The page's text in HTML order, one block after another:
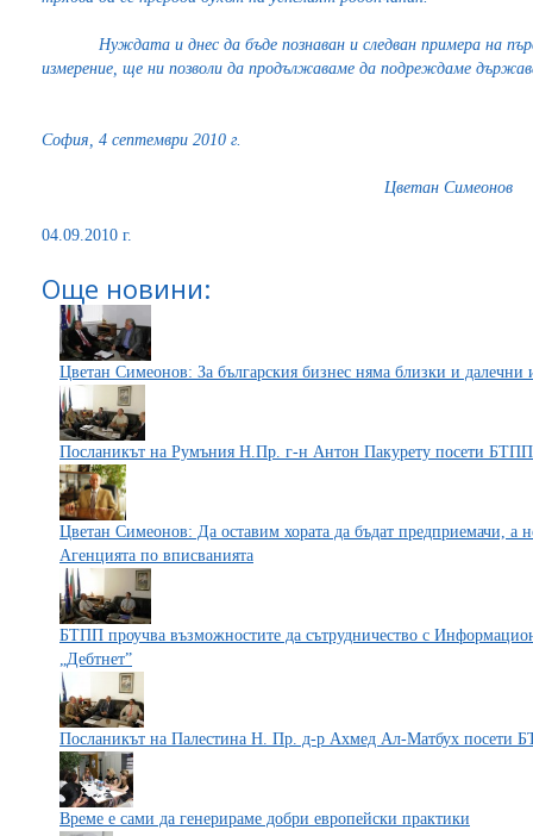
Нуждата и днес да бъде познаван и следван примера на
измерение, ще ни позволи да продължаваме да подреждаме
София, 4 септември 2010 г.
Цветан Симеонов
04.09.2010 г.
Още новини:
Цветан Симеонов: За българския бизнес няма близки и далечни
Посланикът на Румъния Н.Пр. г-н Антон Пакурету посети БТПП
Цветан Симеонов: Да оставим хората да бъдат предприемачи, а
Агенцията по вписванията
БТПП проучва възможностите да сътрудничество с
„Дебтнет”
Посланикът на Палестина Н. Пр. д-р Ахмед Ал-Матбух посети
Време е сами да генерираме добри европейски практики